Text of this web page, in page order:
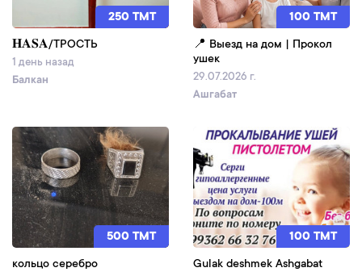
250 TMT
𝐇𝐀𝐒𝐀/ТРОСТЬ
1 день назад
Балкан
100 TMT
📍 Выезд на дом | Прокол
ушек
29.07.2026 г.
Ашгабат
500 TMT
кольцо серебро
100 TMT
Gulak deshmek Ashgabat